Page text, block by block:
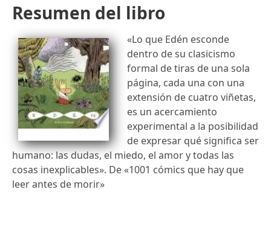
Resumen del libro
«Lo que Edén esconde
dentro de su clasicismo
formal de tiras de una sola
página, cada una con una
extensión de cuatro viñetas,
es un acercamiento
experimental a la posibilidad
de expresar qué significa ser
humano: las dudas, el miedo, el amor y todas las
cosas inexplicables». De «1001 cómics que hay que
leer antes de morir»